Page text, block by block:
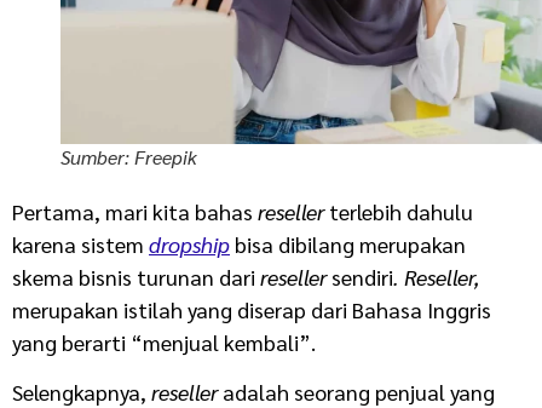
Sumber: Freepik
Pertama, mari kita bahas resellerterlebih dahulu
karena sistem dropship bisa dibilang merupakan
skema bisnis turunan dari resellersendiri. Reseller,
merupakan istilah yang diserap dari Bahasa Inggris
yang berarti “menjual kembali”.
Selengkapnya, reselleradalah seorang penjual yang